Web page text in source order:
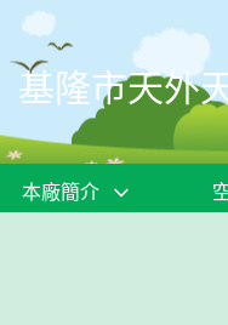
移至網頁之主要內容區位置
基隆市天外
本廠簡介